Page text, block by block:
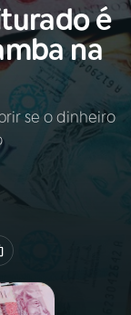
é
na
se o dinheiro